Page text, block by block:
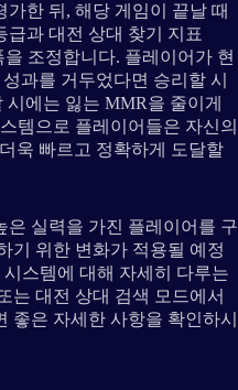
한 뒤, 해당 게임이 끝날 때
급과 대전 상대 찾기 지표
조정합니다. 플레이어가 현
과를 거두었다면 승리할 시
에는 잃는 MMR을 줄이게
템으로 플레이어들은 자신의
욱 빠르고 정확하게 도달할
은 실력을 가진 플레이어를 구
기 위한 변화가 적용될 예정
스템에 대해 자세히 다루는
는 대전 상대 검색 모드에서
좋은 자세한 사항을 확인하시